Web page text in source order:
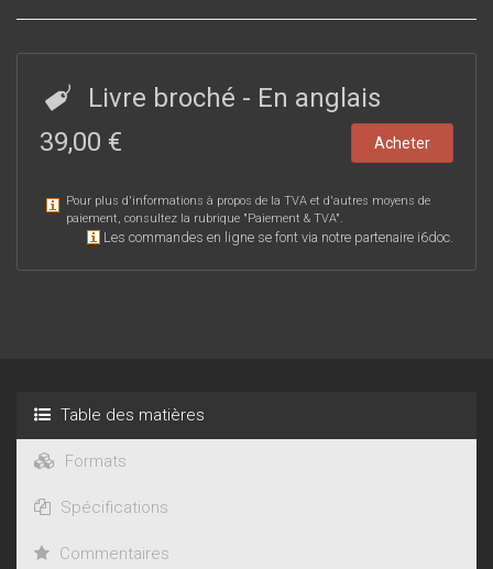
Livre broché - En anglais
39,00 €
Acheter
Pour plus d'informations à propos de la TVA et d'autres moyens de
paiement, consultez la rubrique "Paiement & TVA".
Les commandes en ligne se font via notre partenaire i6doc.
Table des matières
Formats
Spécifications
Commentaires